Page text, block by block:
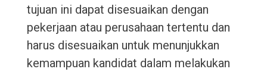
tujuan ini dapat disesuaikan dengan
pekerjaan atau perusahaan tertentu dan
harus disesuaikan untuk menunjukkan
kemampuan kandidat dalam melakukan